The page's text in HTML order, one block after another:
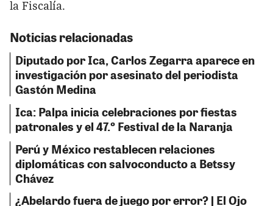
la Fiscalía.
Noticias relacionadas
Diputado por Ica, Carlos Zegarra aparece en
investigación por asesinato del periodista
Gastón Medina
Ica: Palpa inicia celebraciones por fiestas
patronales y el 47.º Festival de la Naranja
Perú y México restablecen relaciones
diplomáticas con salvoconducto a Betssy
Chávez
¿Abelardo fuera de juego por error? | El Ojo